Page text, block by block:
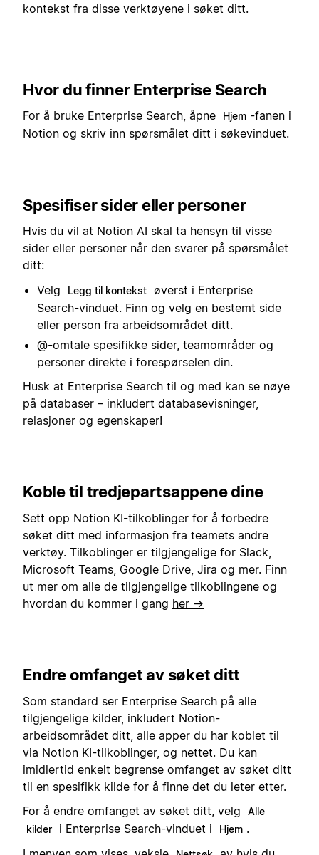
kontekst fra disse verktøyene i søket ditt.
Hvor du finner Enterprise Search
For å bruke Enterprise Search, åpne Hjem -fanen i
Notion og skriv inn spørsmålet ditt i søkevinduet.
Spesifiser sider eller personer
Hvis du vil at Notion AI skal ta hensyn til visse
sider eller personer når den svarer på spørsmålet
ditt:
Velg
Legg til kontekst øverst i Enterprise
Search-vinduet. Finn og velg en bestemt side
eller person fra arbeidsområdet ditt.
@-omtale spesifikke sider, teamområder og
personer direkte i forespørselen din.
Husk at Enterprise Search til og med kan se nøye
på databaser – inkludert databasevisninger,
relasjoner og egenskaper!
Koble til tredjepartsappene dine
Sett opp Notion KI-tilkoblinger for å forbedre
søket ditt med informasjon fra teamets andre
verktøy. Tilkoblinger er tilgjengelige for Slack,
Microsoft Teams, Google Drive, Jira og mer. Finn
ut mer om alle de tilgjengelige tilkoblingene og
hvordan du kommer i gang her →
Endre omfanget av søket ditt
Som standard ser Enterprise Search på alle
tilgjengelige kilder, inkludert Notion-
arbeidsområdet ditt, alle apper du har koblet til
via Notion KI-tilkoblinger, og nettet. Du kan
imidlertid enkelt begrense omfanget av søket ditt
til en spesifikk kilde for å finne det du leter etter.
For å endre omfanget av søket ditt, velg
Alle
kilder
i Enterprise Search-vinduet i Hjem .